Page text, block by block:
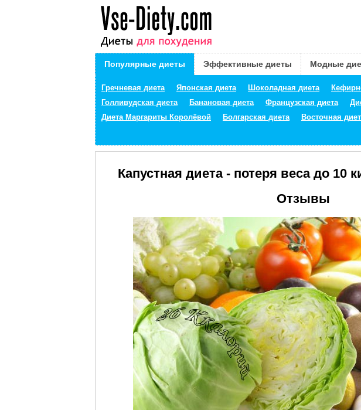
Популярные диеты
Гречневая диета Японская диета Шоколадная диета
Голливудская диета
Банановая диета Французская диета
Диета Маргариты Королёвой
Болгарская диета Восточная
Эффективные диеты Модные
Капустная диета - потеря веса до 10
Отзывы